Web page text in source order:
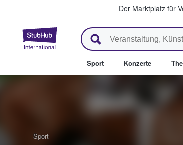
Der Marktplatz für
StubHub - Wo Fans
Sport Konzerte
Sport